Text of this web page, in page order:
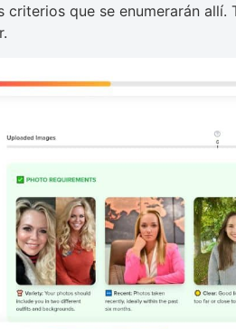
que se enumerarán allí.